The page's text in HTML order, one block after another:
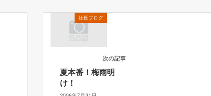
社長ブログ
次の記事
夏本番！梅雨明
け！